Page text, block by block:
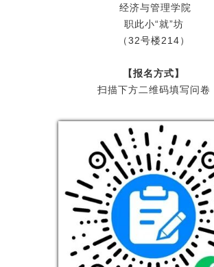
经济与管理学院
职此小“就”坊
（32号楼214）
【报名方式】
扫描下方二维码填写问卷